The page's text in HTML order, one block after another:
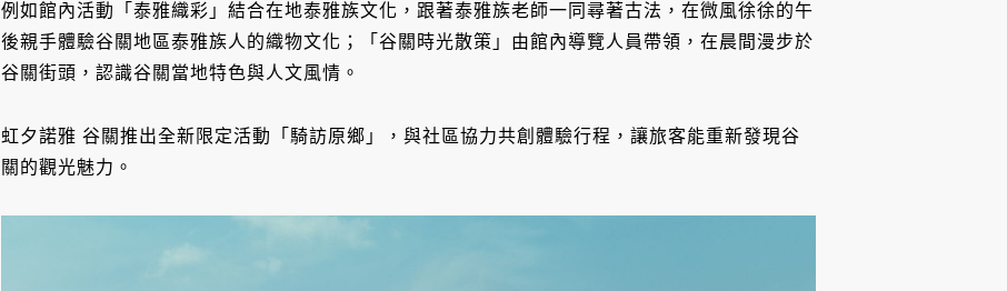
例如館內活動「泰雅織彩」結合在地泰雅族文化，跟著泰雅族老師一同尋著古法，在微風徐徐的午
後親手體驗谷關地區泰雅族人的織物文化；「谷關時光散策」由館內導覽人員帶領，在晨間漫步於
谷關街頭，認識谷關當地特色與人文風情。
虹夕諾雅 谷關推出全新限定活動「騎訪原鄉」，與社區協力共創體驗行程，讓旅客能重新發現谷
關的觀光魅力。